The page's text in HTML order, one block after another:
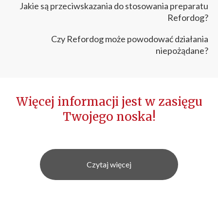
Jakie są przeciwskazania do stosowania preparatu
Refordog?
Czy Refordog może powodować działania
niepożądane?
Więcej informacji jest w zasięgu
Twojego noska!
Czytaj więcej